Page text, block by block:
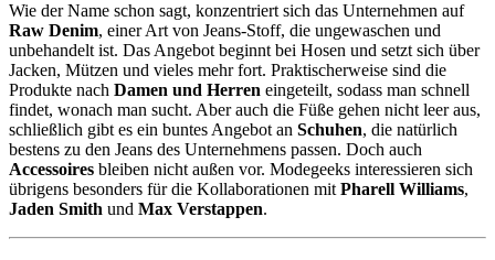
Wie der Name schon sagt, konzentriert sich das Unternehmen auf
Raw Denim, einer Art von Jeans-Stoff, die ungewaschen und
unbehandelt ist. Das Angebot beginnt bei Hosen und setzt sich über
Jacken, Mützen und vieles mehr fort. Praktischerweise sind die
Produkte nach Damen und Herren eingeteilt, sodass man schnell
findet, wonach man sucht. Aber auch die Füße gehen nicht leer aus,
schließlich gibt es ein buntes Angebot an Schuhen, die natürlich
bestens zu den Jeans des Unternehmens passen. Doch auch
Accessoires bleiben nicht außen vor. Modegeeks interessieren sich
übrigens besonders für die Kollaborationen mit Pharell Williams,
Jaden Smith und Max Verstappen.